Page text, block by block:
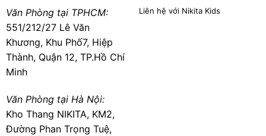
Văn Phòng tại TPHCM:
551/212/27 Lê Văn
Khương, Khu Phố7, Hiệp
Thành, Quận 12, TP.Hồ Chí
Minh
Văn Phòng tại Hà Nội:
Kho Thang NIKITA, KM2,
Đường Phan Trọng Tuệ,
Liên hệ với Nikita Kids